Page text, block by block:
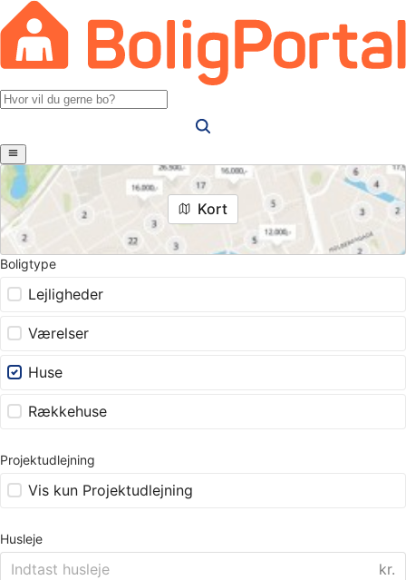
Kort
Boligtype
Lejligheder
Værelser
Huse
Rækkehuse
Projektudlejning
Vis kun Projektudlejning
Husleje
kr.